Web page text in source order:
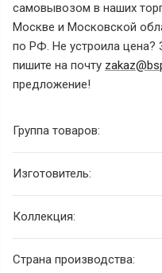
самовывозом в наших
Москве и Московской
по РФ. Не устроила цена?
пишите на почту
предложение!
Группа товаров:
Изготовитель:
Коллекция:
Страна производства: